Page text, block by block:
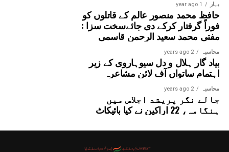
بہار 1 year ago
حافظ محمد منصور عالم کے قاتلوں کو
فوراً گرفتار کرکے دی جائےسخت سزا :
مفتی محمد سعید الرحمن قاسمی
محاسبہ 2 years ago
بیاد گار ہلال و دل سیوہاروی کے زیر
اہتمام ساتواں آف لائن مشاعرہ
محاسبہ 2 years ago
جالے نگر پریشد اجلاس میں
ہنگامہ، 22 اراکین نے کیا بائیکاٹ